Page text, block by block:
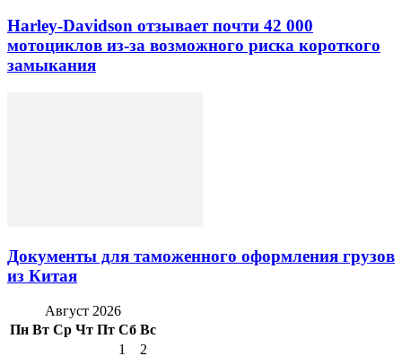
Harley-Davidson отзывает почти 42 000
мотоциклов из-за возможного риска короткого
замыкания
Документы для таможенного оформления грузов
из Китая
Август 2026
Пн Вт Ср Чт Пт Сб Вс
1
2